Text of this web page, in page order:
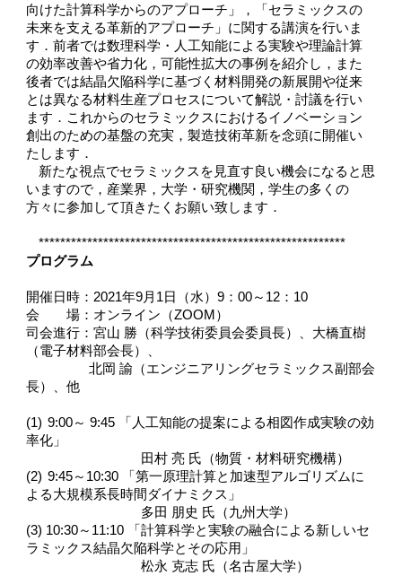
向けた計算科学からのアプローチ」，「セラミックスの
未来を支える革新的アプローチ」に関する講演を行いま
す．前者では数理科学・人工知能による実験や理論計算
の効率改善や省力化，可能性拡大の事例を紹介し，また
後者では結晶欠陥科学に基づく材料開発の新展開や従来
とは異なる材料生産プロセスについて解説・討議を行い
ます．これからのセラミックスにおけるイノベーション
創出のための基盤の充実，製造技術革新を念頭に開催い
たします．
新たな視点でセラミックスを見直す良い機会になると思
いますので，産業界，大学・研究機関，学生の多くの
方々に参加して頂きたくお願い致します．
*********************************************************
プログラム
開催日時： 2021年9月 1 日（水）9 ：00～ 12 ： 10
会　　場：オンライン（ZOOM ）
司会進行：宮山 勝（科学技術委員会委員長）、大橋直樹
（電子材料部会長）、
北岡 諭（エンジニアリングセラミックス副部会
長）、他
(1) 9:00～ 9:45
「人工知能の提案による相図作成実験の効
率化」
田村 亮 氏（物質・材料研究機構）
(2) 9:45～ 10:30
「第一原理計算と加速型アルゴリズムに
よる大規模系長時間ダイナミクス」
多田 朋史 氏（九州大学）
(3) 10:30～ 11:10
「計算科学と実験の融合による新しいセ
ラミックス結晶欠陥科学とその応用」
松永 克志 氏（名古屋大学）